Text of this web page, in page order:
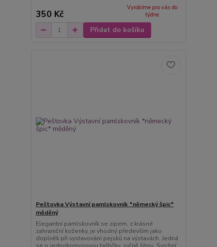
350 Kč
Vyrobíme pro vás do
týdne
Přidat do košíku
Peštovka Výstavní pamlskovník *německý špic*
měděný
Elegantní pamlskovník se zipem, z krásné
zahraniční koženky, je vhodný především jako
doplněk při vystavování pejsků na výstavách. Jedná